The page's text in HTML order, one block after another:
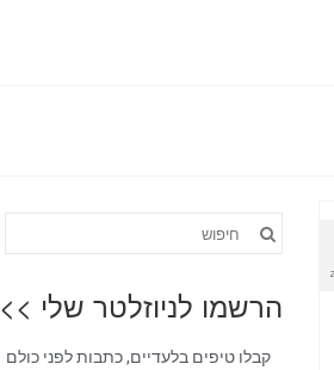
הרשמו לניוזלטר שלי >>
קבלו טיפים בלעדיים, כתבות לפני כולם